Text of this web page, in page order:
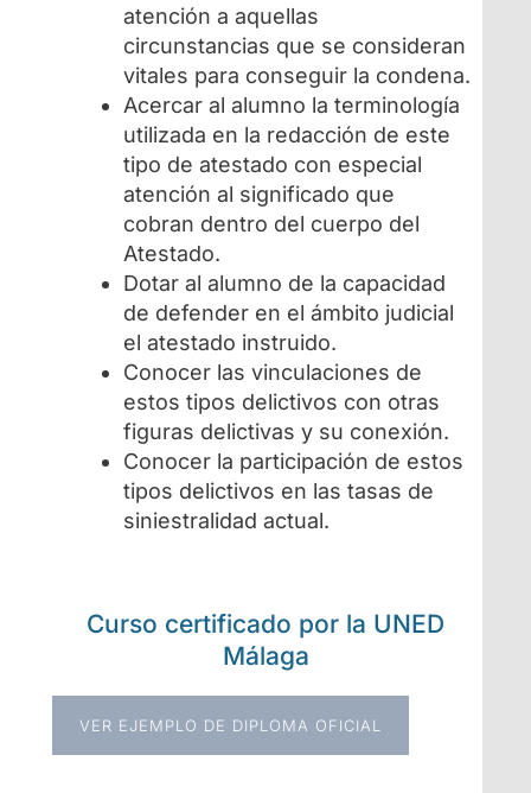
atención a aquellas
circunstancias que se consideran
vitales para conseguir la condena.
Acercar al alumno la terminología
utilizada en la redacción de este
tipo de atestado con especial
atención al significado que
cobran dentro del cuerpo del
Atestado.
Dotar al alumno de la capacidad
de defender en el ámbito judicial
el atestado instruido.
Conocer las vinculaciones de
estos tipos delictivos con otras
figuras delictivas y su conexión.
Conocer la participación de estos
tipos delictivos en las tasas de
siniestralidad actual.
Curso certificado por la UNED
Málaga
VER EJEMPLO DE DIPLOMA OFICIAL